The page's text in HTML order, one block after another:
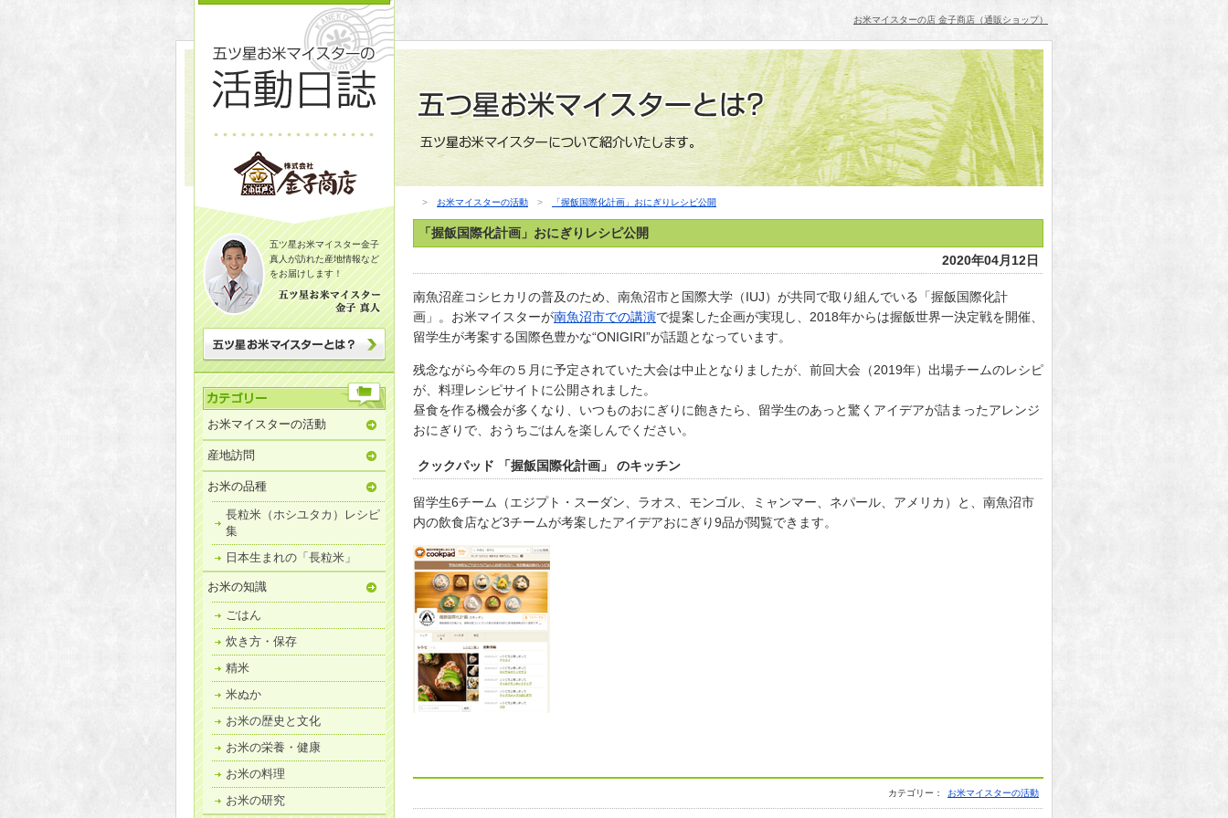
五ツ星お米マイスター金子
真人が訪れた産地情報など
をお届けします！
お米マイスターの店 金子商店（通販ショップ）
お米マイスターの活動
産地訪問
お米の品種
長粒米（ホシユタカ）レシピ
集
日本生まれの「長粒米」
お米の知識
ごはん
炊き方・保存
精米
米ぬか
お米の歴史と文化
お米の栄養・健康
お米の料理
お米の研究
> お米マイスターの活動 > 「握飯国際化計画」おにぎりレシピ公開
「握飯国際化計画」おにぎりレシピ公開
2020年04月12日
南魚沼産コシヒカリの普及のため、南魚沼市と国際大学（IUJ）が共同で取り組んでいる「握飯国際化計
画」。お米マイスターが南魚沼市での講演で提案した企画が実現し、2018年からは握飯世界一決定戦を開催、
留学生が考案する国際色豊かな“ONIGIRI”が話題となっています。
残念ながら今年の５月に予定されていた大会は中止となりましたが、前回大会（2019年）出場チームのレシピ
が、料理レシピサイトに公開されました。
昼食を作る機会が多くなり、いつものおにぎりに飽きたら、留学生のあっと驚くアイデアが詰まったアレンジ
おにぎりで、おうちごはんを楽しんでください。
クックパッド 「握飯国際化計画」 のキッチン
留学生6チーム（エジプト・スーダン、ラオス、モンゴル、ミャンマー、ネパール、アメリカ）と、南魚沼市
内の飲食店など3チームが考案したアイデアおにぎり9品が閲覧できます。
カテゴリー： お米マイスターの活動